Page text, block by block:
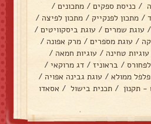
/ כניסת ספקים / מתכונים /
/ מתכון לפנקייק / מתכון לפיצה /
/ עוגת שמרים / עוגת ביסקוויטים /
/ עוגת מספרים / מרק אפונה /
עוגיות טחינה / עוגיות חמאה /
/ בראוניז / דג מרוקאי /
פלפל ממולא / עוגת גבינה אפויה /
- תקנון / תכנית בישול / אסאדו